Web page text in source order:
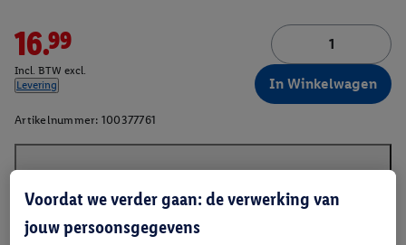
16.99
Incl. BTW excl.
Levering
In Winkelwagen
Artikelnummer: 100377761
Voordat we verder gaan: de verwerking van
jouw persoonsgegevens